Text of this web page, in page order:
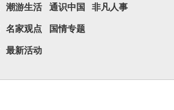
潮游生活 通识中国 非凡人事
名家观点 国情专题
最新活动